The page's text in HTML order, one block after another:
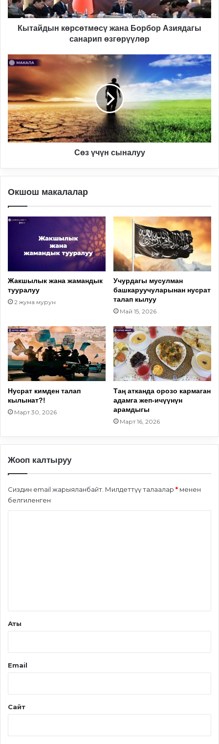
Кытайдын көрсөтмөсү жана Борбор Азиядагы
санарип өзгөрүүлөр
Сөз
үчүн
сыналуу
Сөз үчүн сыналуу
Окшош макалалар
Жакшылык жана жамандык
тууралуу
2 жума мурун
Учурдагы мусулман
башкаруучуларынан нусрат
талап кылуу
Май 15, 2026
Нусрат кимден талап
кылынат?!
Март 30, 2026
Таң атканда орозо кармаган
адамга жеп-ичүүнүн
арамдыгы
Март 16, 2026
Жооп калтыруу
Сиздин email жарыяланбайт. Милдеттүү талаалар * менен
белгиленген
Аты
Email
Сайт